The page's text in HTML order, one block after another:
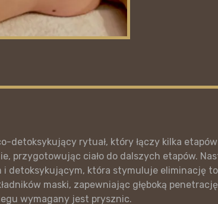
detoksykujący rytuał, który łączy kilka
przygotowując ciało do dalszych etapów.
detoksykującym, która stymuluje eliminację
maski, zapewniając głęboką
wymagany jest prysznic.